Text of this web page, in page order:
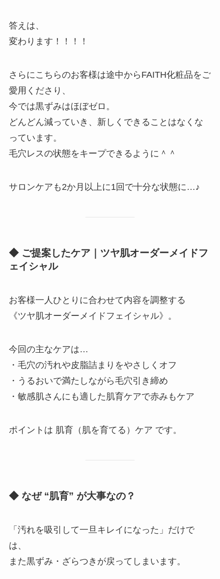
答えは、
変わります！！！！
さらにこちらのお客様は途中からFAITH化粧品をご
愛用くださり、
今では黒ずみはほぼゼロ。
どんどん減っていき、新しくできることはなくな
っています。
毛穴レスの状態をキープできるように＾＾
サロンケアも2か月以上に1回で十分な状態に…♪
◆ ご提案したケア｜ツヤ肌オーダーメイドフ
ェイシャル
お客様一人ひとりに合わせて内容を調整する
《ツヤ肌オーダーメイドフェイシャル》。
今回の主なケアは…
・毛穴の汚れや皮脂詰まりをやさしくオフ
・うるおいで満たしながら毛穴引き締め
・敏感肌さんにも適した肌育ケアで赤みもケア
ポイントは 肌育（肌を育てる）ケア です。
◆ なぜ “肌育” が大事なの？
「汚れを吸引して一旦キレイになった」だけで
は、
また黒ずみ・ざらつきが戻ってしまいます。